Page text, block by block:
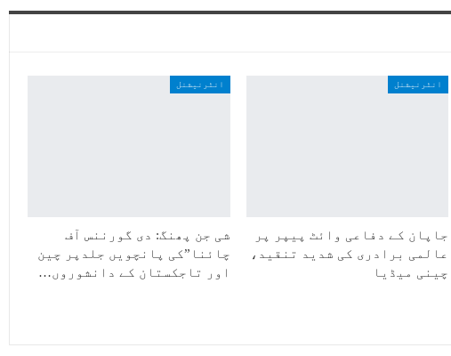
انٹرنیشنل
جاپان کے دفاعی وائٹ پیپر پر
عالمی برادری کی شدید تنقید،
چینی میڈیا
انٹرنیشنل
شی جن پھنگ: دی گورننس آف
چائنا”کی پانچویں جلدپر چین
اور تاجکستان کے دانشوروں…